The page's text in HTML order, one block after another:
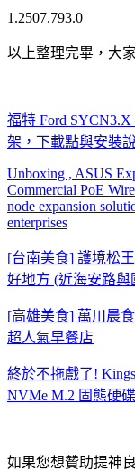
1.2507.793.0
以上整理完畢，大
福特 Ford
架，下載點與安裝
Unboxing , ASUS
Commercial PoE
node expansion
enterprises
[台南美食] 護境松
好地方 (近海安路與
[高雄美食] 萬川晨
超人氣早餐店
終於不拖戲了!
NVMe M.2 固態硬
如果您想贊助提神